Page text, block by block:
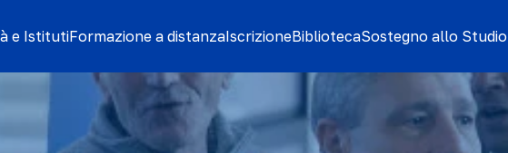
e IstitutiFormazione a distanzaIscrizioneBibliotecaSostegno allo Studio